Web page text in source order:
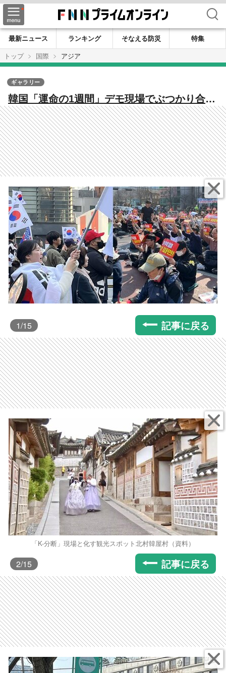
検索
最新ニュース ランキング そなえる防災
特集
トップ
国際 アジア
韓国「運命の1週間」デモ現場でぶつかり合う
敵意…観光スポット北村韓屋村がK-POPもK-
フードも押さえ込む「K-分断」の現場に
ギャラリー
1/15 記事に戻る
「K-分断」現場と化す観光スポット北村韓屋村（資料）
2/15 記事に戻る